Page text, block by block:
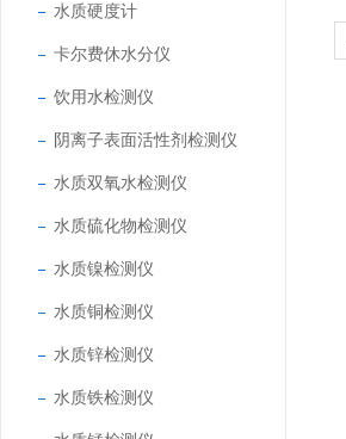
水质硬度计
卡尔费休水分仪
饮用水检测仪
阴离子表面活性剂检测仪
水质双氧水检测仪
水质硫化物检测仪
水质镍检测仪
水质铜检测仪
水质锌检测仪
水质铁检测仪